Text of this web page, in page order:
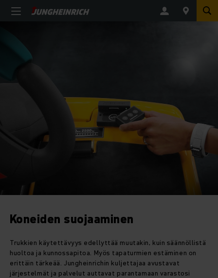
Koneiden suojaaminen
Trukkien käytettävyys edellyttää muutakin, kuin säännöllistä
huoltoa ja kunnossapitoa. Myös tapaturmien estäminen on
erittäin tärkeää. Jungheinrichin kuljettajaa avustavat
järjestelmät ja palvelut auttavat parantamaan varastosi